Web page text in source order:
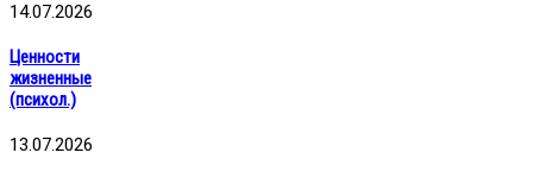
14.07.2026
Ценности
жизненные
(психол.)
13.07.2026